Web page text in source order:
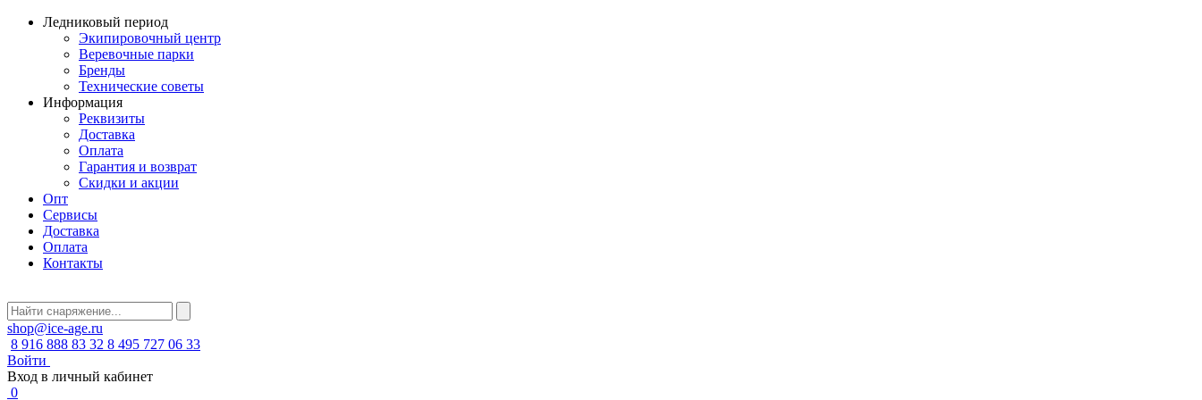
Ледниковый период
Экипировочный центр
Веревочные парки
Бренды
Технические советы
Информация
Реквизиты
Доставка
Оплата
Гарантия и возврат
Скидки и акции
Опт
Сервисы
Доставка
Оплата
Контакты
shop@ice-age.ru
8 916 888 83 32 8 495 727 06 33
Войти
Вход в личный кабинет
0